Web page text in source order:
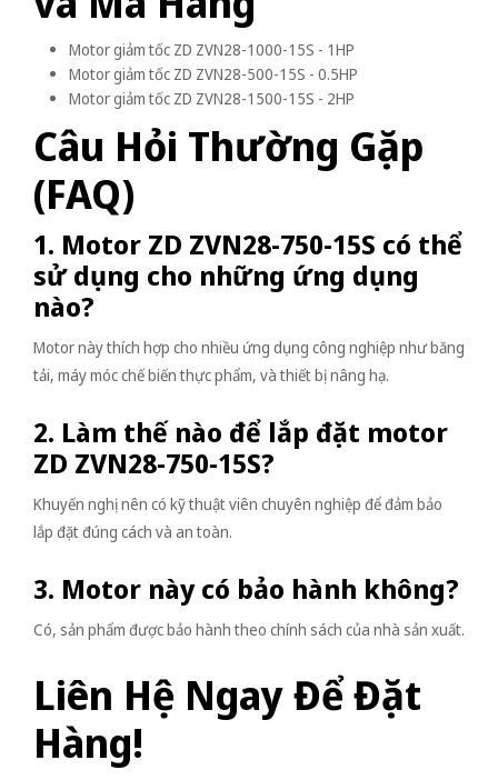
Motor giảm tốc ZD ZVN28-1000-15S - 1HP
Motor giảm tốc ZD ZVN28-500-15S - 0.5HP
Motor giảm tốc ZD ZVN28-1500-15S - 2HP
Câu Hỏi Thường Gặp
(FAQ)
1. Motor ZD ZVN28-750-15S có thể
sử dụng cho những ứng dụng
nào?
Motor này thích hợp cho nhiều ứng dụng công nghiệp như băng
tải, máy móc chế biến thực phẩm, và thiết bị nâng hạ.
2. Làm thế nào để lắp đặt motor
ZD ZVN28-750-15S?
Khuyến nghị nên có kỹ thuật viên chuyên nghiệp để đảm bảo
lắp đặt đúng cách và an toàn.
3. Motor này có bảo hành không?
Có, sản phẩm được bảo hành theo chính sách của nhà sản xuất.
Liên Hệ Ngay Để Đặt
Hàng!